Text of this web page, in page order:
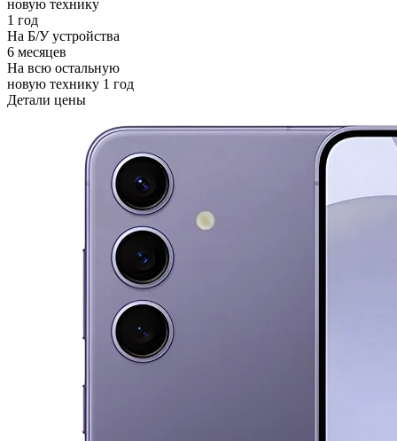
новую технику
1 год
На Б/У устройства
6 месяцев
На всю остальную
новую технику 1 год
Детали цены